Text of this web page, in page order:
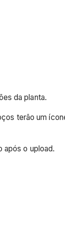
da planta.
terão um
após o upload.